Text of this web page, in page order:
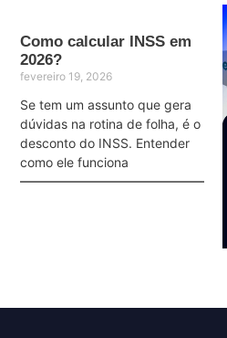
Como calcular INSS em
2026?
fevereiro 19, 2026
Se tem um assunto que gera
dúvidas na rotina de folha, é o
desconto do INSS. Entender
como ele funciona